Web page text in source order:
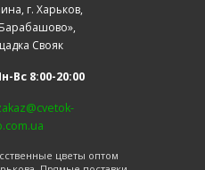
г. Харьков,
Свояк
Вс 8:00-20:00
цветы оптом